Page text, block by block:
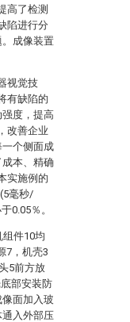
高了检测
陷进行分
成像装置
视觉技
有缺陷的
度，提高
改善企业
个侧面成
本、精确
实施例的
毫秒/
0.05％。
件10均
7，机壳3
5前方放
部安装防
面加入玻
入外部压